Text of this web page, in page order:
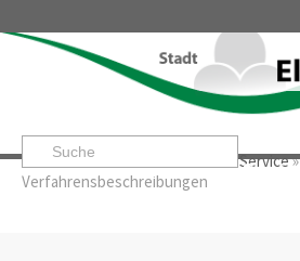
Startseite» »Service»
Verfahrensbeschreibungen
Leben & Erleben Rathaus & Service